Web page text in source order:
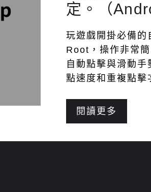
定。（
玩遊戲開掛必備
Root，操作非常
自動點擊與滑動
點速度和重複點
閱讀更多